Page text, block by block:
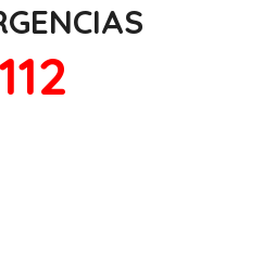
112